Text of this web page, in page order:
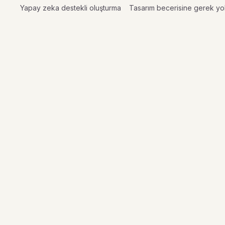
Yapay zeka destekli oluşturma Tasarım becerisine gerek